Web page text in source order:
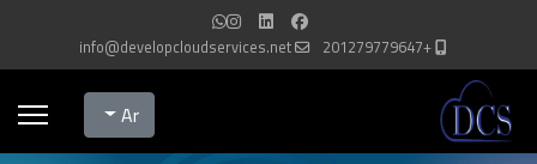
+201279779647
info@developcloudservices.net
Select your language
Ar